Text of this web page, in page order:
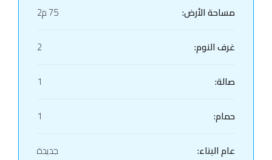
مساحة الأرض:
75 م2
غرف النوم:
2
صالة:
1
حمام:
1
عام البناء:
جديدة